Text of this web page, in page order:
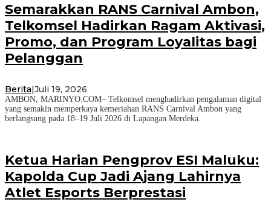
Semarakkan RANS Carnival Ambon,
Telkomsel Hadirkan Ragam Aktivasi,
Promo, dan Program Loyalitas bagi
Pelanggan
Berita|Juli 19, 2026
AMBON, MARINYO.COM– Telkomsel menghadirkan pengalaman digital
yang semakin memperkaya kemeriahan RANS Carnival Ambon yang
berlangsung pada 18–19 Juli 2026 di Lapangan Merdeka.
Ketua Harian Pengprov ESI Maluku:
Kapolda Cup Jadi Ajang Lahirnya
Atlet Esports Berprestasi